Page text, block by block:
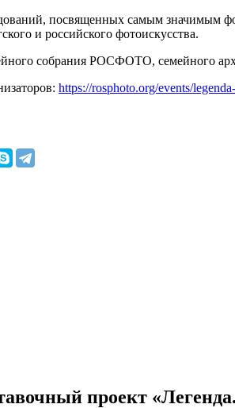
посвященных самым значимым
и российского фотоискусства.
собрания РОСФОТО, семейного
https://rosphoto.org/events/
проект